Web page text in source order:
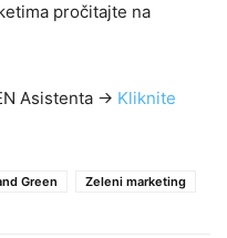
pročitajte na
Asistenta -> Kliknite
Green Zeleni marketing